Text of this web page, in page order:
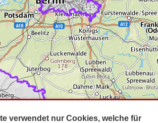
verwendet nur Cookies, welche für